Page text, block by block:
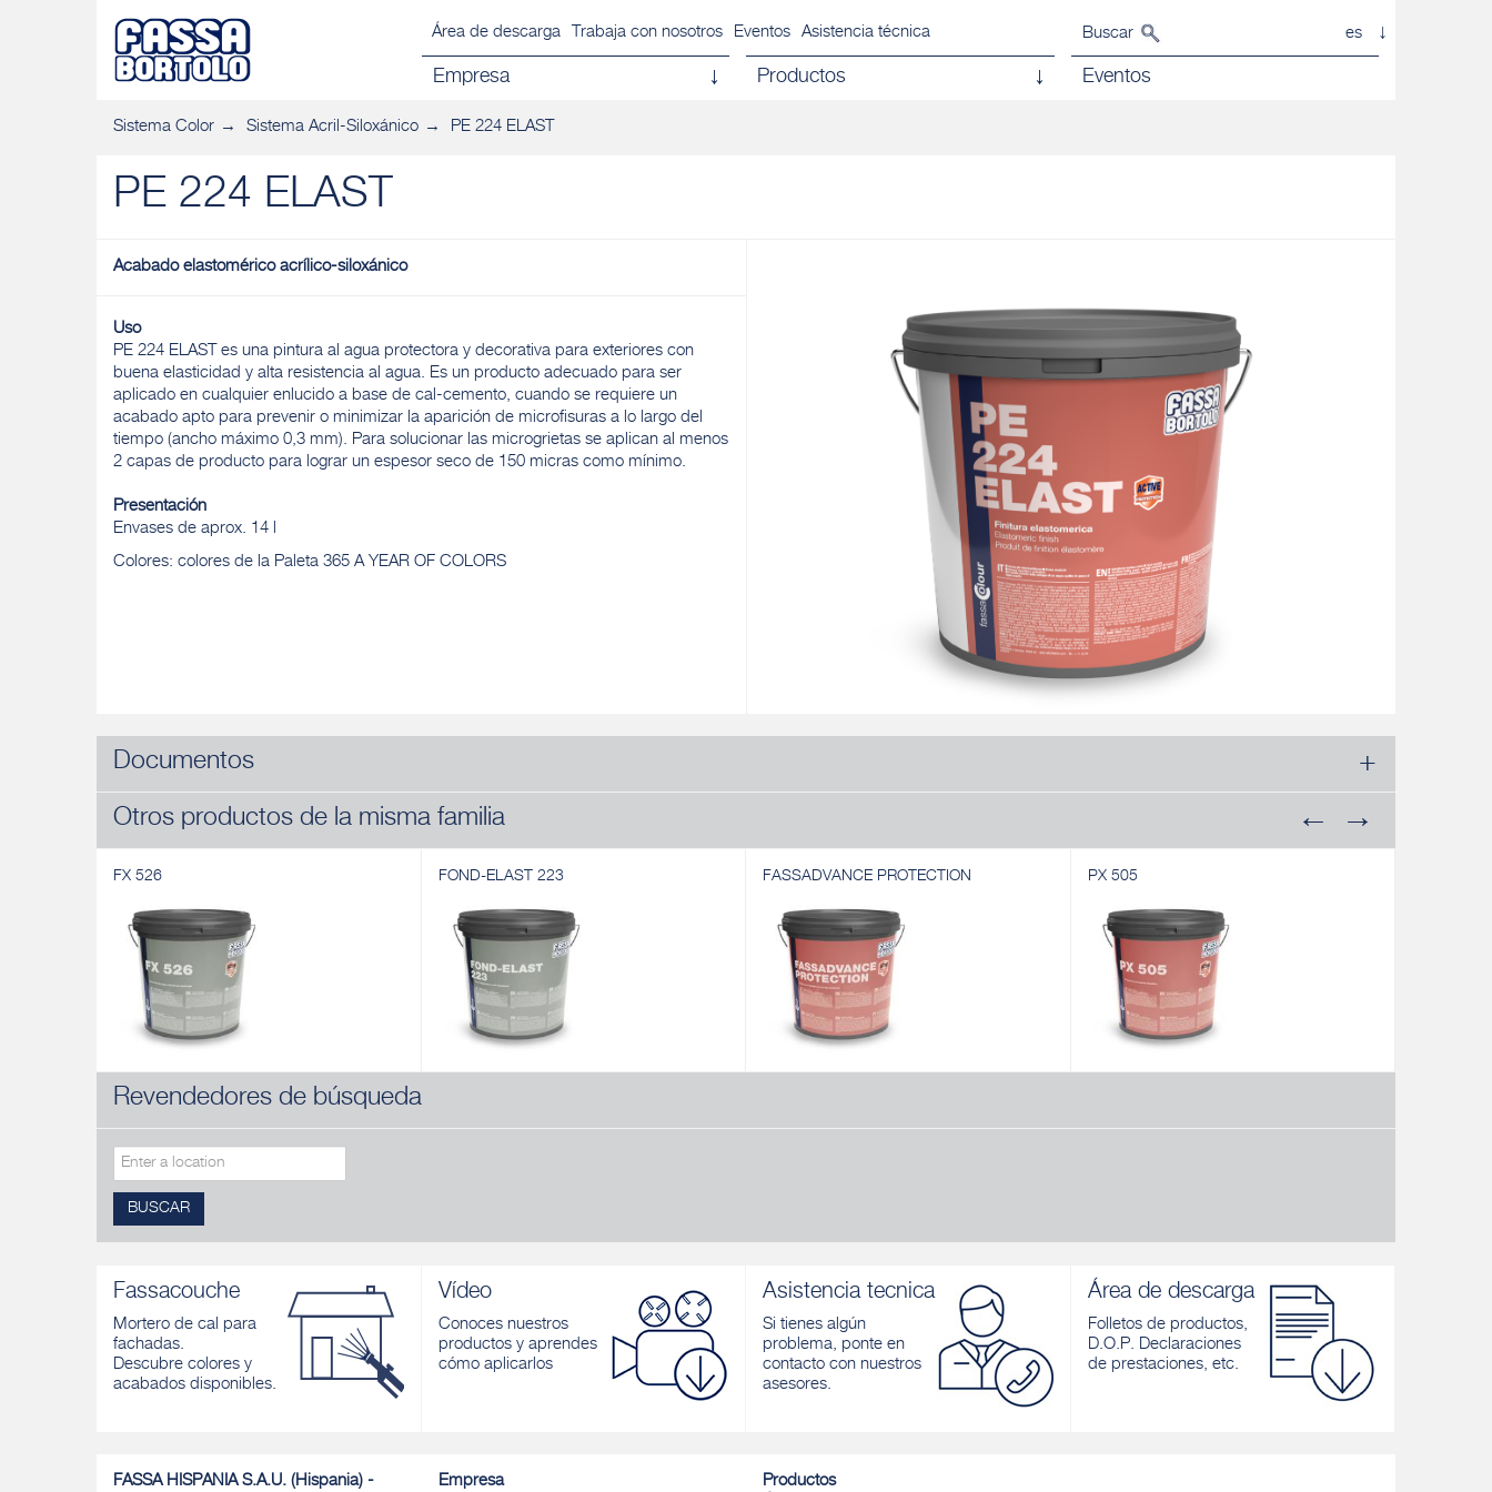
Área de descarga Trabaja con nosotros Eventos Asistencia técnica Buscar es
Empresa Productos Eventos
Sistema Color Sistema Acril-Siloxánico PE 224 ELAST
PE 224 ELAST
Acabado elastomérico acrílico-siloxánico
Uso
PE 224 ELAST es una pintura al agua protectora y decorativa para exteriores con
buena elasticidad y alta resistencia al agua. Es un producto adecuado para ser
aplicado en cualquier enlucido a base de cal-cemento, cuando se requiere un
acabado apto para prevenir o minimizar la aparición de microfisuras a lo largo del
tiempo (ancho máximo 0,3 mm). Para solucionar las microgrietas se aplican al menos
2 capas de producto para lograr un espesor seco de 150 micras como mínimo.
Presentación
Envases de aprox. 14 l
Colores: colores de la Paleta 365 A YEAR OF COLORS
Documentos
Otros productos de la misma familia
FX 526
FX 526
Descubrir
FOND-ELAST 223
siloxánica
FASSADVANCE PROTECTION PX 505
Revendedores de búsqueda
BUSCAR
Fassacouche
Mortero de cal para
fachadas.
Descubre colores y
acabados disponibles.
Vídeo
Conoces nuestros
productos y aprendes
cómo aplicarlos
Asistencia tecnica
Si tienes algún
problema, ponte en
contacto con nuestros
asesores.
Área de descarga
Folletos de productos,
D.O.P. Declaraciones
de prestaciones, etc.
FASSA HISPANIA S.A.U. (Hispania) - Empresa Productos